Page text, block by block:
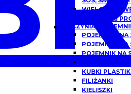
POJEMNIKI
NACZYNIA I
POJEMNIKI NA
POJEMNIKI NA
POJEMNIK NA
KUBKI
FILIŻANKI
KIELISZKI